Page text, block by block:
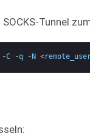
Tunnel
-C -q - N <